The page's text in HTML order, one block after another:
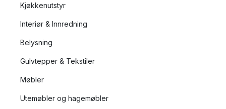
Kjøkkenutstyr
Interiør & Innredning
Belysning
Gulvtepper & Tekstiler
Møbler
Utemøbler og hagemøbler